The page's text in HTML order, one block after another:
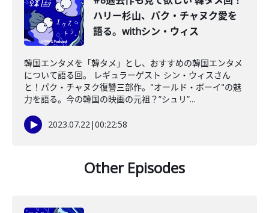
ハリー杉山、パク・チャヌク愛を
語る。withシン・ウィス
韓国エンタメを「韓タメ」とし、おすすめの韓国エンタメ
について語る回。 レギュラーゲスト シン・ウィスさん
と！パク・チャヌク復讐三部作。"オールド・ボーイ"の魅
力を語る。今の韓国の映画の元祖？”シュリ”...
2023.07.22|00:22:58
Other Episodes